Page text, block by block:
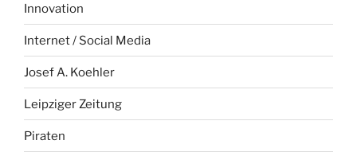
Innovation
Internet / Social Media
Josef A. Koehler
Leipziger Zeitung
Piraten